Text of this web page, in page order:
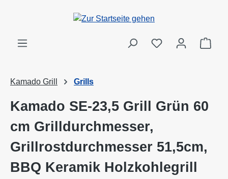
Zum Hauptinhalt springen
Kamado Grill Grills
Kamado SE-23,5 Grill Grün 60
cm Grilldurchmesser,
Grillrostdurchmesser 51,5cm,
BBQ Keramik Holzkohlegrill